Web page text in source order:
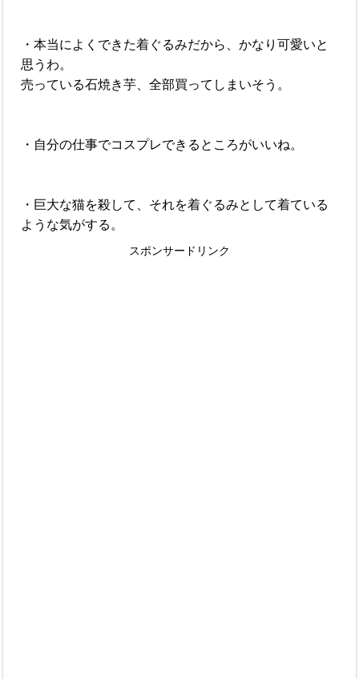
・本当によくできた着ぐるみだから、かなり可愛いと
思うわ。
売っている石焼き芋、全部買ってしまいそう。
・自分の仕事でコスプレできるところがいいね。
・巨大な猫を殺して、それを着ぐるみとして着ている
ような気がする。
スポンサードリンク